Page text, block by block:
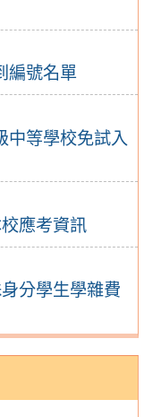
編號名單
中等學校免試入
應考資訊
分學生學雜費